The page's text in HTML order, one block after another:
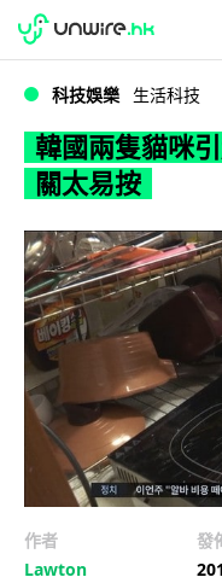
WWDC 2026
科技娛樂 生活科技
韓國兩隻貓咪
關太易按
作者
Lawton
發